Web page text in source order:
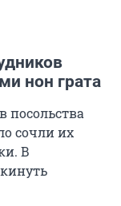
нон грата
посольства
сочли их
В